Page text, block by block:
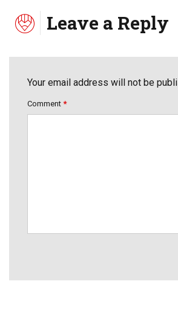
Leave a Reply
Your email address will not be
Comment *